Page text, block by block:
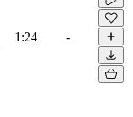
1:24 -